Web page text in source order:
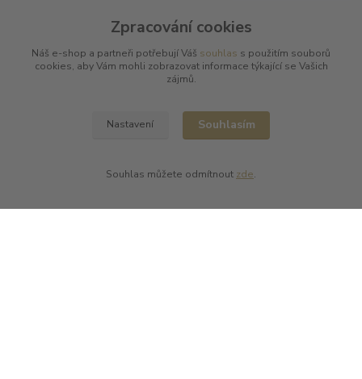
Můžete se kdykoli odhlásit. Zasíláme jednou za 14 dní.
Informace pro zákazníky
Obchodní podmínky
Zpracování cookies
Náš e-shop a partneři potřebují Váš souhlas s použitím souborů
cookies, aby Vám mohli zobrazovat informace týkající se Vašich
zájmů.
Nastavení Souhlasím
Souhlas můžete odmítnout zde.